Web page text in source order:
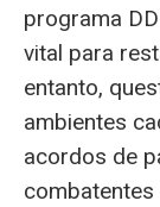
programa
vital para
entanto,
ambientes
acordos de